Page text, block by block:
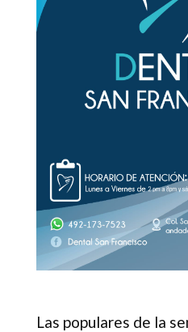
Las populares de la